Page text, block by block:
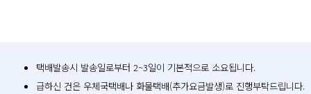
택배발송시 발송일로부터 2~3일이 기본적으로 소요됩니다.
급하신 건은 우체국택배나 화물택배(추가요금발생)로 진행부탁드립니다.